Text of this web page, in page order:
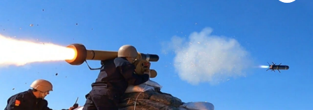
TEKNOLOJİ
YAŞAM
YEREL YÖNETİMLER